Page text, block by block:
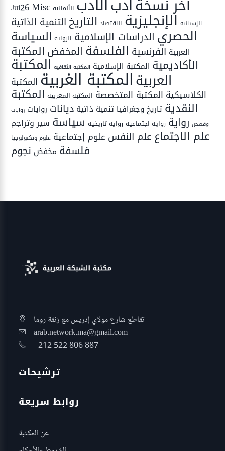
Jui26Misc آخر نسخة الألمانية
الإسبانية الإنجليزية الاقتصاد التاريخ التنمية الذاتية
الحصري الدراسات الإسلامية الرواية السياسة
العربية الفرنسية الفلسفة المخفض المكتبة
الأكاديمية المكتبة الإسلامية المكتبة الثقافية المكتبة
العربيةالمكتبة الغربية المكتبة
الكلاسيكية المكتبة المتخصصة المكتبة المغربية المكتبة
النقدية تاريخ وجغرافيا تنمية ذاتية ديانات روايات روايات
وقصص رواية رواية اجتماعية رواية تاريخية سياسة سير وتراجم
علم الاجتماع علم النفس علوم إجتماعية علوم وتكنولوجيا
فلسفة مخفض نجوم
تقاطع شارع مولاي إدريس مع زنقة روما
arab.network.ma@gmail.com
+212 522 806 887
ترشيحات
روابط سريعة
عن المكتبة